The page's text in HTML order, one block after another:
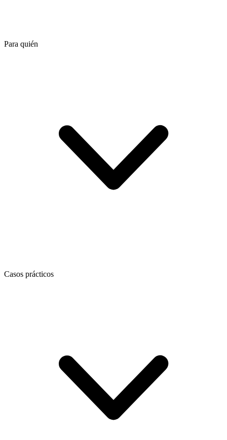
Para quién
Casos prácticos